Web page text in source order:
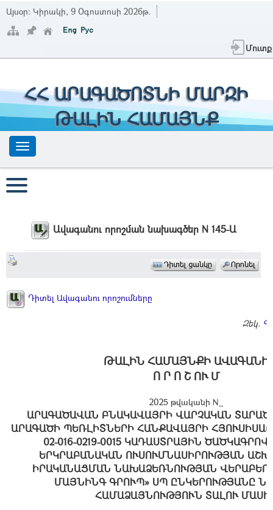
Այսօր: Կիրակի, 9 Օգոստոսի 2026թ.
Մուտք
ՀՀ ԱՐԱԳԱԾՈՏՆԻ ՄԱՐԶԻ
ԹԱԼԻՆ ՀԱՄԱՅՆՔ
Ավագանու որոշման նախագծեր N 145-Ա
Դիտել Ավագանու որոշումները
Զեկ.
ԹԱԼԻՆ ՀԱՄԱՅՆՔԻ ԱՎԱԳԱՆԻ
Ո Ր Ո Շ ՈՒ Մ
2025 թվականի N_
ԱՐԱԳԱԾԱՎԱՆ ԲՆԱԿԱՎԱՅՐԻ ՎԱՐՉԱԿԱՆ
ԱՐԱԳԱԾԻ ՊԵՌԼԻՏՆԵՐԻ ՀԱՆՔԱՎԱՅՐԻ
02-016-0219-0015 ԿԱԴԱՍՏՐԱՅԻՆ
ԵՐԿՐԱԲԱՆԱԿԱՆ ՈՒՍՈՒՄՆԱՍԻՐՈՒԹՅԱՆ
ԻՐԱԿԱՆԱՑՄԱՆ ՆԱԽԱՁԵՌՆՈՒԹՅԱՆ
ՄԱՅՆԻՆԳ ԳՐՈՒՊ» ՍՊ ԸՆԿԵՐՈՒԹՅԱՆԸ
ՀԱՄԱՁԱՅՆՈՒԹՅՈՒՆ ՏԱԼՈՒ